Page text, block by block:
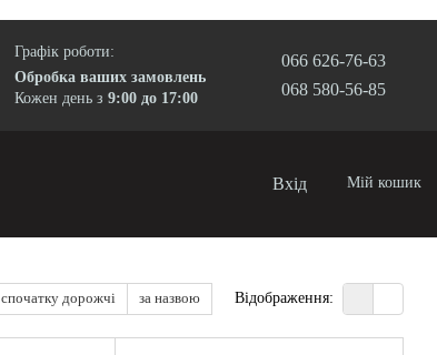
Графік роботи:
Обробка ваших замовлень
Кожен день з 9:00 до 17:00
066 626-76-63
068 580-56-85
Вхід Мій кошик
спочатку дорожчі за назвою Відображення: